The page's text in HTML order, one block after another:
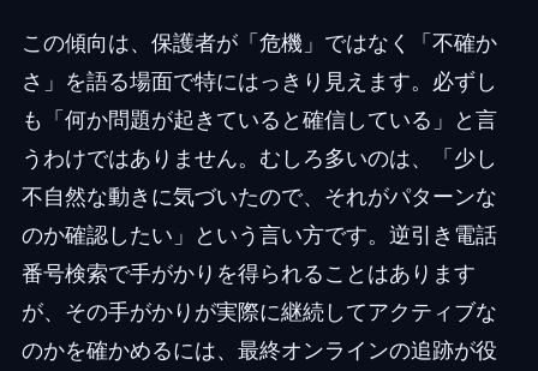
この傾向は、保護者が「危機」ではなく「不確か
さ」を語る場面で特にはっきり見えます。必ずし
も「何か問題が起きていると確信している」と言
うわけではありません。むしろ多いのは、「少し
不自然な動きに気づいたので、それがパターンな
のか確認したい」という言い方です。逆引き電話
番号検索で手がかりを得られることはあります
が、その手がかりが実際に継続してアクティブな
のかを確かめるには、最終オンラインの追跡が役